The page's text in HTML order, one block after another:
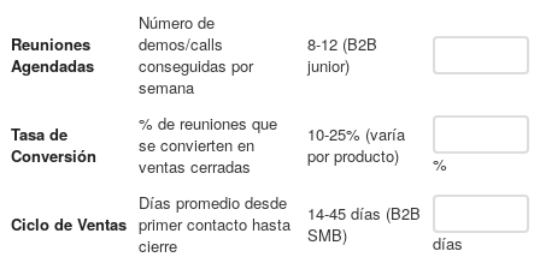
Reuniones
Agendadas
Número de
demos/calls
conseguidas por
semana
8-12 (B2B
junior)
Tasa de
Conversión
% de reuniones que
se convierten en
ventas cerradas
10-25% (varía
por producto)
%
Ciclo de Ventas
Días promedio desde
primer contacto hasta
cierre
14-45 días (B2B
SMB)
días